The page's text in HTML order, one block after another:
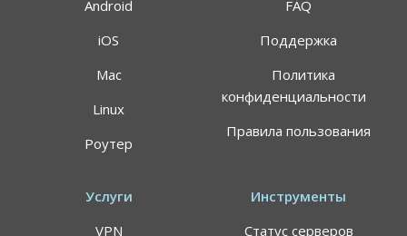
Android
iOS
Mac
Linux
Роутер
FAQ
Поддержка
Политика
конфиденциальности
Правила пользования
Услуги
VPN
Инструменты
Статус серверов